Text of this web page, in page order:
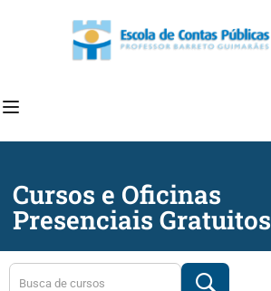
Cursos e Oficinas
Presenciais Gratuitos